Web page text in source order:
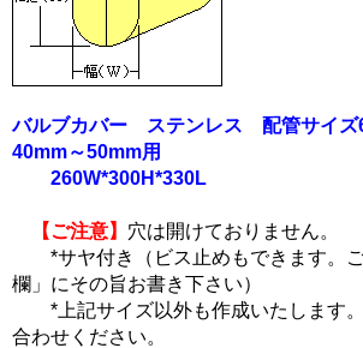
バルブカバー ステンレス 配管サイ
40mm～50mm用
260W*300H*330L
【ご注意】 穴は開けておりません。
*サヤ付き（ビス止めもできます。
欄」にその旨お書き下さい）
*上記サイズ以外も作成いたします。
合わせください。